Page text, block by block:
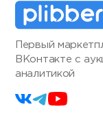
Первый
ВКонтакте с
аналитикой